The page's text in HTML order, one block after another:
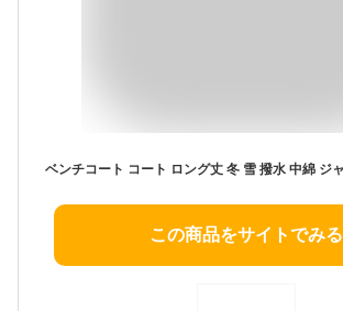
この商品をサイトでみる